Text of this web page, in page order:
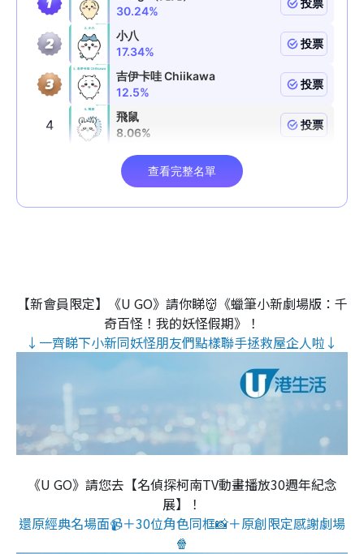
【新會員限定】《U GO》請你睇👹《蠟筆小新劇場版：千
奇百怪！我的妖怪假期》！
↓一齊睇下小新同妖怪朋友們點樣聯手拯救屋企人啦↓
《U GO》請您去【名偵探柯南TV動畫播放30週年紀念
展】！
還原經典名場面📹＋30位角色同框📸＋原創限定感謝劇場
🍿